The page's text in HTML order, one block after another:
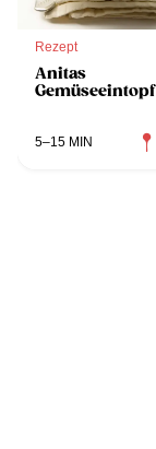
Rezept
Anitas
Gemüseeintopf
5–15 MIN